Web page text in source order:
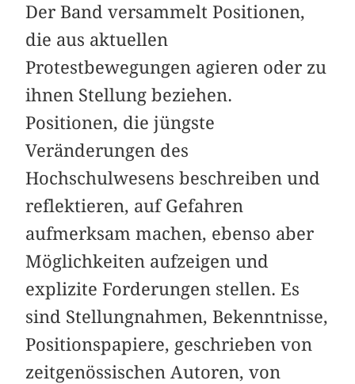
Der Band versammelt Positionen,
die aus ­aktuellen
Protestbewegungen agieren oder zu
ihnen Stellung beziehen.
Positionen, die jüngste
Veränderungen des
Hochschulwesens beschreiben und
reflektieren, auf Gefahren
aufmerksam machen, ebenso aber
Möglichkeiten aufzeigen und
explizite Forderungen stellen. Es
sind Stellungnahmen, Bekenntnisse,
Positionspapiere, geschrieben von
zeitgenössischen Autoren, von